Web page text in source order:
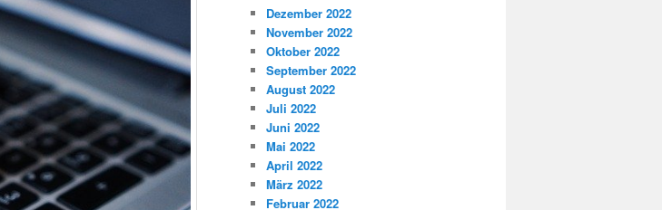
Dezember 2022
November 2022
Oktober 2022
September 2022
August 2022
Juli 2022
Juni 2022
Mai 2022
April 2022
März 2022
Februar 2022